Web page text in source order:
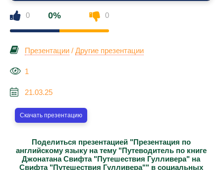
0 0% 0
Презентации / Другие презентации
1
21.03.25
Скачать презентацию
Поделиться презентацией "Презентация по
английскому языку на тему "Путеводитель по книге
Джонатана Свифта "Путешествия Гулливера" на
Свифта "Путешествия Гулливера"" в социальных